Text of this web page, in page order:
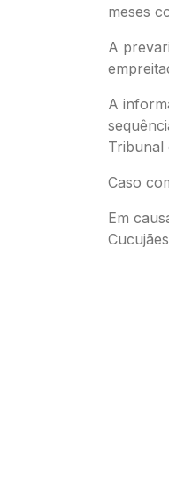
meses
A
A
Tribunal
Caso
Em